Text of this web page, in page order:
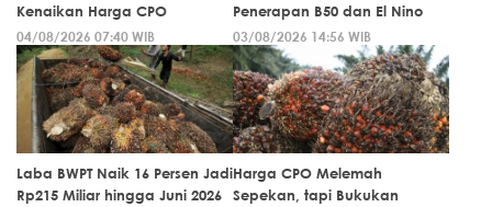
Kenaikan Harga CPO
04/08/2026 07:40 WIB
Penerapan B50 dan El Nino
03/08/2026 14:56 WIB
Laba BWPT Naik 16 Persen Jadi
Rp215 Miliar hingga Juni 2026
Harga CPO Melemah
Sepekan, tapi Bukukan